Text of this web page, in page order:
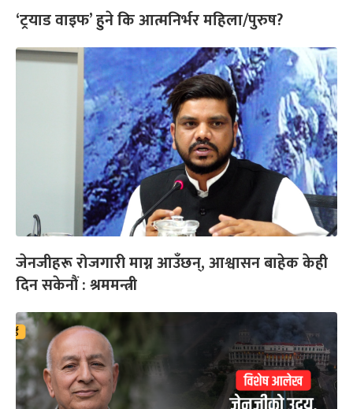
‘ट्रयाड वाइफ’ हुने कि आत्मनिर्भर महिला/पुरुष?
जेनजीहरू रोजगारी माग्न आउँछन्, आश्वासन बाहेक केही
दिन सकेनौं : श्रममन्त्री